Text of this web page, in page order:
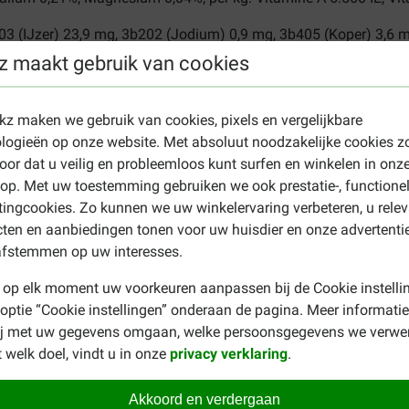
maakt gebruik van cookies
maken we gebruik van cookies, pixels en vergelijkbare
op onze website. Met absoluut noodzakelijke cookies
dat u veilig en probleemloos kunt surfen en winkelen in
Met uw toestemming gebruiken we ook prestatie-,
Zo kunnen we uw winkelervaring verbeteren, u
en aanbiedingen tonen voor uw huisdier en onze
op uw interesses.
op elk moment uw voorkeuren aanpassen bij de Cookie
“Cookie instellingen” onderaan de pagina. Meer
met uw gegevens omgaan, welke persoonsgegevens we
welk doel, vindt u in onze privacy verklaring.
Akkoord en verdergaan
(IJzer) 23,9 mg, 3b202 (Jodium) 0,9 mg, 3b405 (Koper) 3,6
Diet U/D Urinary Care nat
hoeveelheid voer (blikken 370 gram)
2/5
3/4
1 1/3
2
3
3 1/2